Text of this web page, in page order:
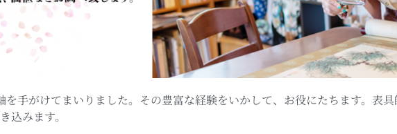
手がけてまいりました。その豊富な経験をいかして、お役にたちます。表
込みます。